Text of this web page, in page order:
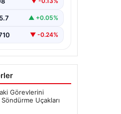
▲ +0.05%
▼ -0.24%
Görevlerini
Uçakları